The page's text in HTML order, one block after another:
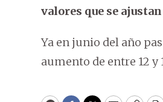
valores que se
Ya en junio del año
aumento de entre 12 y